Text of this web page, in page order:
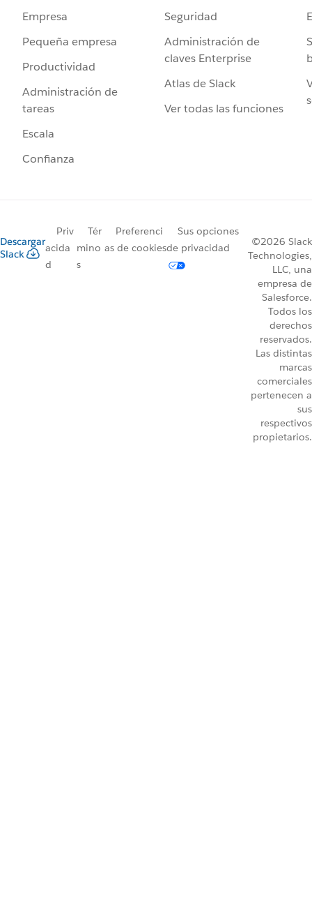
Empresa
Pequeña empresa
Productividad
Administración de
tareas
Escala
Confianza
Seguridad
Administración de
claves Enterprise
Atlas de Slack
Ver todas las funciones
Descargar
Slack
Priv
acida
d
Tér
mino
s
Preferenci
as de cookies
Sus opciones
de privacidad
©2026 Slack
Technologies,
LLC, una
empresa de
Salesforce.
Todos los
derechos
reservados.
Las distintas
marcas
comerciales
pertenecen a
sus
respectivos
propietarios.